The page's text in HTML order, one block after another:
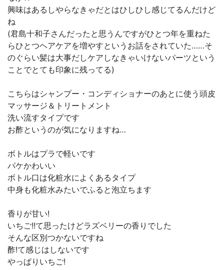
興味はあるしやらなきゃだとはひしひし感じてるんだけど
ね
(君島十和子さんだったと思うんですがひとつ年を重ねた
らひとつヘアケアを増やすというお話をされていた……そ
のぐらい髪は大事だしケアしなきゃいけないパーツという
ことでとても印象に残ってる)
こちらはシャンプー・コンディショナーのあとに使う頭皮
マッサージ＆トリートメント
洗い流すタイプです
お酢というのが気になりますね…
ボトルはプラで軽いです
パケかわいい
ボトル口は化粧水によくあるタイプ
中身も化粧水みたいでふると泡立ちます
香りが甘い!
いちご!!て思ったけどラズベリーの香りでした
そんな区別つかないですね
酢!て感じはしないです
やっぱりいちご!